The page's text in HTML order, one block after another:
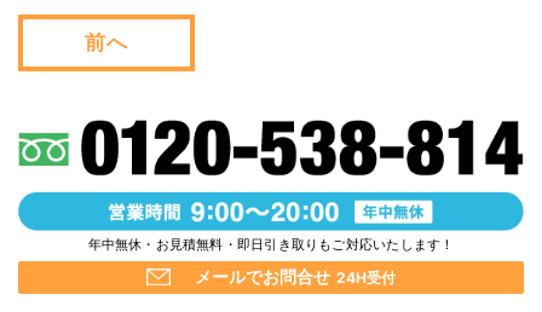
WEB割引券プレゼント！
前へ
年中無休・お見積無料・即日引き取りもご対応いたします！
メールでお問合せ 24H受付